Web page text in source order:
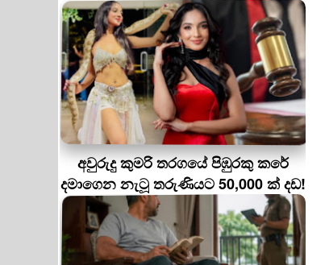
අවුරුදු කුමරි තරගයේ පිඹුරකු කරේ
දමාගෙන නැටූ තරුණියට 50,000 ක් දඩ!